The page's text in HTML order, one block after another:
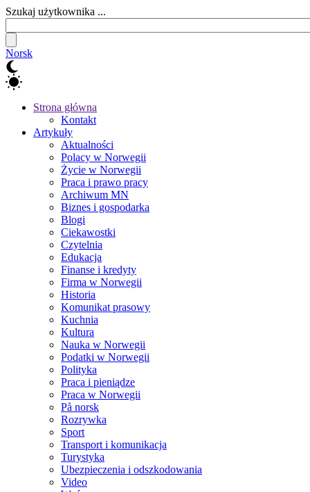
Szukaj użytkownika ...
Norsk
Strona główna
Kontakt
Artykuły
Aktualności
Polacy w Norwegii
Życie w Norwegii
Praca i prawo pracy
Archiwum MN
Biznes i gospodarka
Blogi
Ciekawostki
Czytelnia
Edukacja
Finanse i kredyty
Firma w Norwegii
Historia
Komunikat prasowy
Kuchnia
Kultura
Nauka w Norwegii
Podatki w Norwegii
Polityka
Praca i pieniądze
Praca w Norwegii
På norsk
Rozrywka
Sport
Transport i komunikacja
Turystyka
Ubezpieczenia i odszkodowania
Video